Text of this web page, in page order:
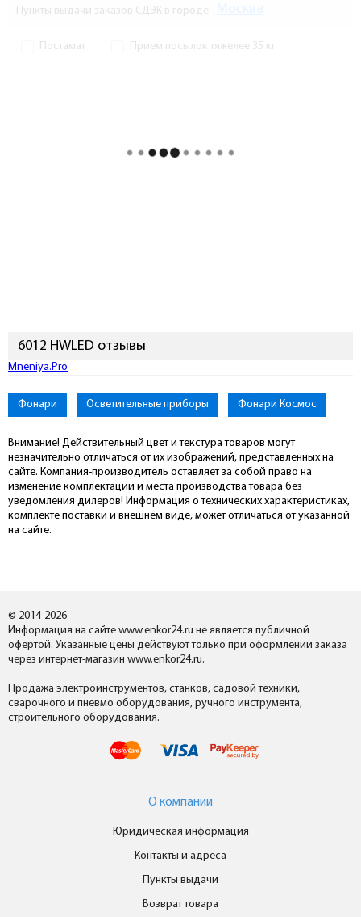
Пункты выдачи заказов СДЭК в городе
Постамат Прием посылок тяжелее 35 кг
6012 HWLED отзывы
Mneniya.Pro
Фонари Осветительные приборы Фонари Космос
Внимание! Действительный цвет и текстура товаров могут
незначительно отличаться от их изображений, представленных на
сайте. Компания-производитель оставляет за собой право на
изменение комплектации и места производства товара без
уведомления дилеров! Информация о технических характеристиках,
комплекте поставки и внешнем виде, может отличаться от указанной
на сайте.
© 2014-2026
Информация на сайте www.enkor24.ru не является публичной
офертой. Указанные цены действуют только при оформлении заказа
через интернет-магазин www.enkor24.ru.
Продажа электроинструментов, станков, садовой техники,
сварочного и пневмо оборудования, ручного инструмента,
строительного оборудования.
О компании
Юридическая информация
Контакты и адреса
Пункты выдачи
Возврат товара